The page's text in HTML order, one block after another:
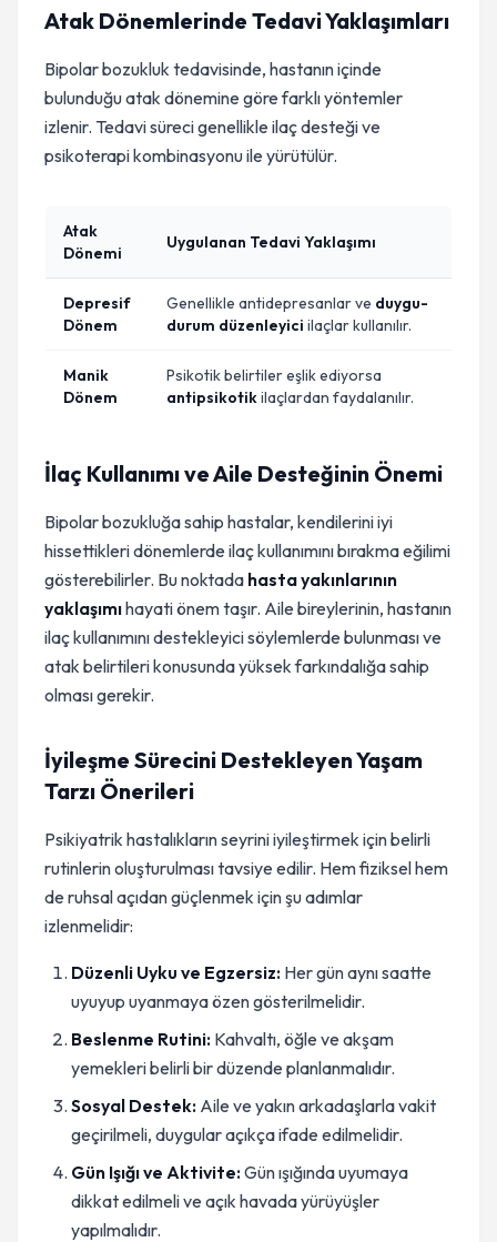
Atak Dönemlerinde Tedavi Yaklaşımları
Bipolar bozukluk tedavisinde, hastanın içinde
bulunduğu atak dönemine göre farklı yöntemler
izlenir. Tedavi süreci genellikle ilaç desteği ve
psikoterapi kombinasyonu ile yürütülür.
Atak
Dönemi
Uygulanan Tedavi Yaklaşımı
Depresif
Dönem
Genellikle antidepresanlar ve duygu-
durum düzenleyici ilaçlar kullanılır.
Manik
Dönem
Psikotik belirtiler eşlik ediyorsa
antipsikotikilaçlardan faydalanılır.
İlaç Kullanımı ve Aile Desteğinin Önemi
Bipolar bozukluğa sahip hastalar, kendilerini iyi
hissettikleri dönemlerde ilaç kullanımını bırakma eğilimi
gösterebilirler. Bu noktada hasta yakınlarının
yaklaşımıhayati önem taşır. Aile bireylerinin, hastanın
ilaç kullanımını destekleyici söylemlerde bulunması ve
atak belirtileri konusunda yüksek farkındalığa sahip
olması gerekir.
İyileşme Sürecini Destekleyen Yaşam
Tarzı Önerileri
Psikiyatrik hastalıkların seyrini iyileştirmek için belirli
rutinlerin oluşturulması tavsiye edilir. Hem fiziksel hem
de ruhsal açıdan güçlenmek için şu adımlar
izlenmelidir:
Düzenli Uyku ve Egzersiz: Her gün aynı saatte
uyuyup uyanmaya özen gösterilmelidir.
Beslenme Rutini: Kahvaltı, öğle ve akşam
yemekleri belirli bir düzende planlanmalıdır.
Sosyal Destek: Aile ve yakın arkadaşlarla vakit
geçirilmeli, duygular açıkça ifade edilmelidir.
Gün Işığı ve Aktivite:Gün ışığında uyumaya
dikkat edilmeli ve açık havada yürüyüşler
yapılmalıdır.